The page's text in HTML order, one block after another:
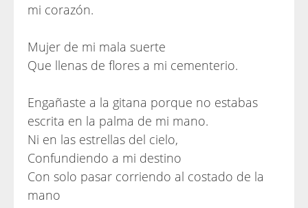
mi corazón.
Mujer de mi mala suerte
Que llenas de flores a mi cementerio.
Engañaste a la gitana porque no estabas
escrita en la palma de mi mano.
Ni en las estrellas del cielo,
Confundiendo a mi destino
Con solo pasar corriendo al costado de la
mano